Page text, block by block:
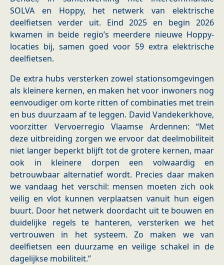
SOLVA en Hoppy, het netwerk van elektrische
deelfietsen verder uit. Eind 2025 en begin 2026
kwamen in beide regio’s meerdere nieuwe Hoppy-
locaties bij, samen goed voor 59 extra elektrische
deelfietsen.
De extra hubs versterken zowel stationsomgevingen
als kleinere kernen, en maken het voor inwoners nog
eenvoudiger om korte ritten of combinaties met trein
en bus duurzaam af te leggen. David Vandekerkhove,
voorzitter Vervoerregio Vlaamse Ardennen: “Met
deze uitbreiding zorgen we ervoor dat deelmobiliteit
niet langer beperkt blijft tot de grotere kernen, maar
ook in kleinere dorpen een volwaardig en
betrouwbaar alternatief wordt. Precies daar maken
we vandaag het verschil: mensen moeten zich ook
veilig en vlot kunnen verplaatsen vanuit hun eigen
buurt. Door het netwerk doordacht uit te bouwen en
duidelijke regels te hanteren, versterken we het
vertrouwen in het systeem. Zo maken we van
deelfietsen een duurzame en veilige schakel in de
dagelijkse mobiliteit.”